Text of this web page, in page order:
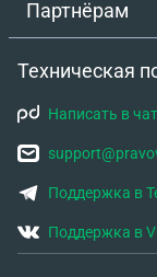
Партнёрам
Техническая
Написать в
Поддержка в
Поддержка в